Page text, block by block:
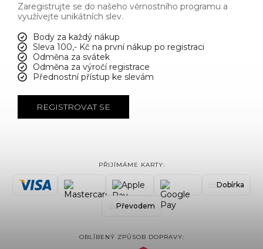
Zaregistrujte se do našeho věrnostního programu a
využívejte unikátních slev.
Body za každý nákup
Sleva 100,- Kč na první nákup po registraci
Odměna za svátek
Odměna za výročí registrace
Přednostní přístup ke slevám
REGISTROVAT SE
PŘIJÍMÁME KARTY:
Dobírka
Převodem
OBLÍBENÝ ZPŮSOB DOPRAVY: